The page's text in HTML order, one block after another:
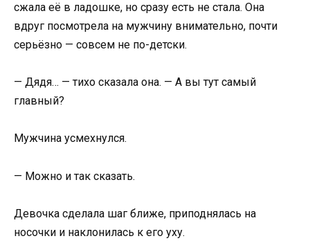
сжала её в ладошке, но сразу есть не стала. Она
вдруг посмотрела на мужчину внимательно, почти
серьёзно — совсем не по-детски.
— Дядя… — тихо сказала она. — А вы тут самый
главный?
Мужчина усмехнулся.
— Можно и так сказать.
Девочка сделала шаг ближе, приподнялась на
носочки и наклонилась к его уху.